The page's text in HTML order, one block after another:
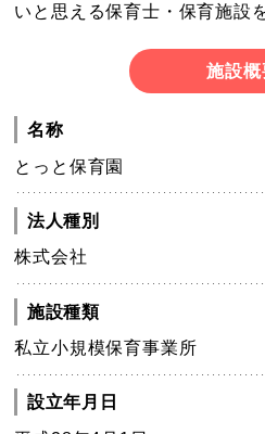
いと思える保育士・保育施設
施設概
名称
とっと保育園
法人種別
株式会社
施設種類
私立小規模保育事業所
設立年月日